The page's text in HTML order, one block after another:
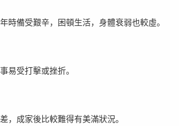
時備受艱辛，困頓生活，身體衰弱也較虛。
易受打擊或挫折。
，成家後比較難得有美滿狀況。